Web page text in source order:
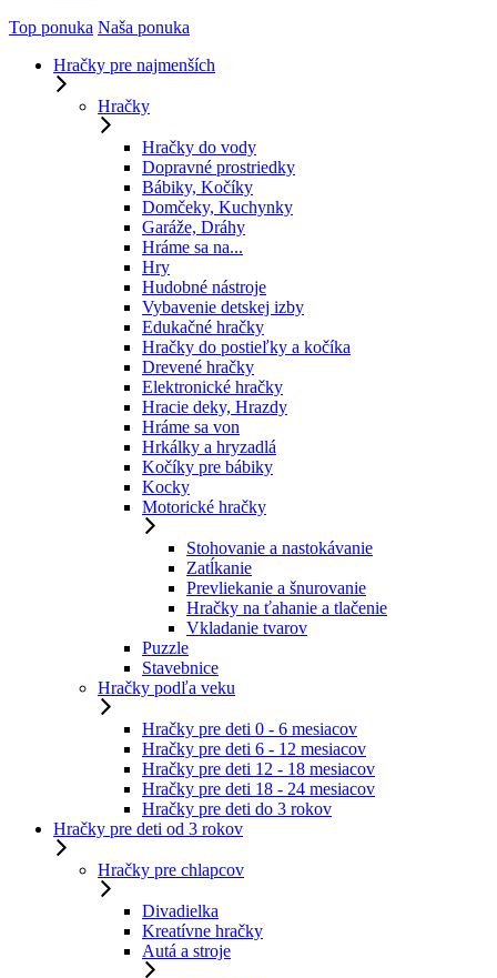
Top ponuka Naša ponuka
Hračky pre najmenších
Hračky
Hračky do vody
Dopravné prostriedky
Bábiky, Kočíky
Domčeky, Kuchynky
Garáže, Dráhy
Hráme sa na...
Hry
Hudobné nástroje
Vybavenie detskej izby
Edukačné hračky
Hračky do postieľky a kočíka
Drevené hračky
Elektronické hračky
Hracie deky, Hrazdy
Hráme sa von
Hrkálky a hryzadlá
Kočíky pre bábiky
Kocky
Motorické hračky
Stohovanie a nastokávanie
Zatĺkanie
Prevliekanie a šnurovanie
Hračky na ťahanie a tlačenie
Vkladanie tvarov
Puzzle
Stavebnice
Hračky podľa veku
Hračky pre deti 0 - 6 mesiacov
Hračky pre deti 6 - 12 mesiacov
Hračky pre deti 12 - 18 mesiacov
Hračky pre deti 18 - 24 mesiacov
Hračky pre deti do 3 rokov
Hračky pre deti od 3 rokov
Hračky pre chlapcov
Divadielka
Kreatívne hračky
Autá a stroje